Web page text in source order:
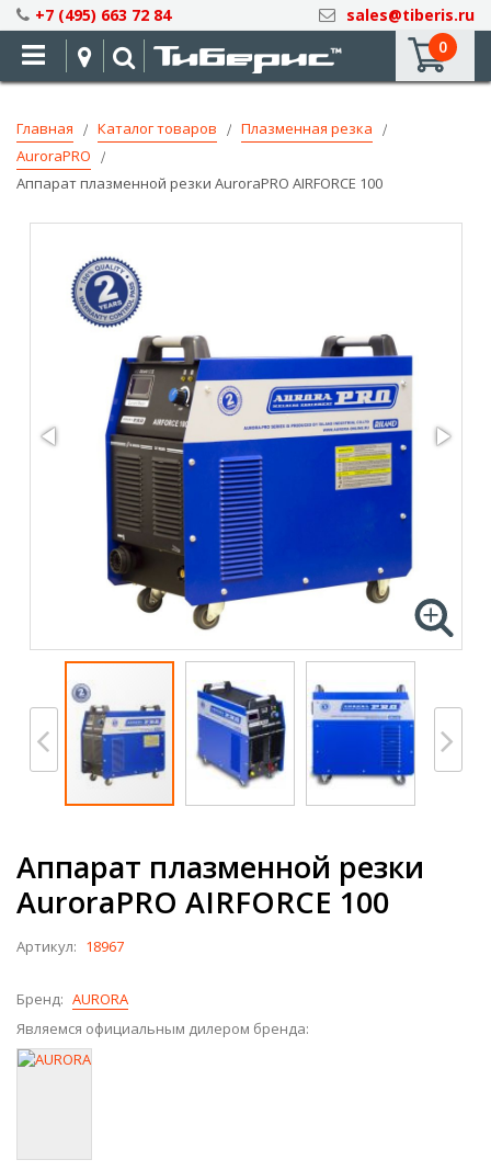
Skip
to
Content
+7 (495) 663 72 84
sales@tiberis.ru
0
Главная Каталог товаров
Плазменная резка
AuroraPRO
Аппарат плазменной резки AuroraPRO AIRFORCE 100
Аппарат плазменной резки
AuroraPRO AIRFORCE 100
Артикул: 18967
Бренд: AURORA
Являемся официальным дилером бренда: